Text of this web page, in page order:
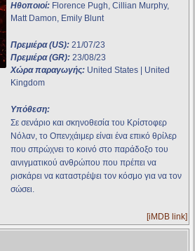
Ηθοποιοί: Florence Pugh, Cillian Murphy,
Matt Damon, Emily Blunt
Πρεμιέρα (US): 21/07/23
Πρεμιέρα (GR): 23/08/23
Χώρα παραγωγής: United States | United
Kingdom
Υπόθεση:
Σε σενάριο και σκηνοθεσία του Κρίστοφερ
Νόλαν, το Οπενχάιμερ είναι ένα επικό θρίλερ
που σπρώχνει το κοινό στο παράδοξο του
αινιγματικού ανθρώπου που πρέπει να
ρισκάρει να καταστρέψει τον κόσμο για να τον
σώσει.
[iMDB link]